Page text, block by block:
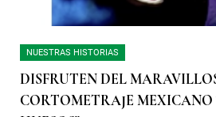
NUESTRAS HISTORIAS
DISFRUTEN DEL
CORTOMETRAJE MEXICANO